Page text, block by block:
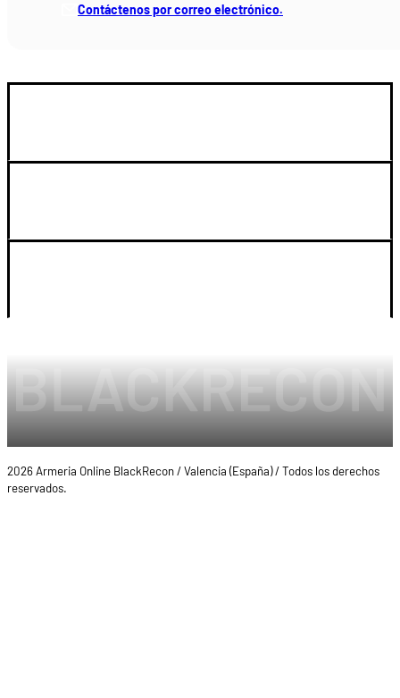
Contáctenos por correo electrónico.
2026 Armeria Online BlackRecon / Valencia (España) / Todos los derechos
reservados.